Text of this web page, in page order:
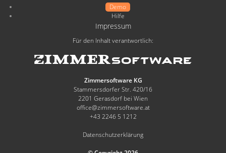
Demo
Hilfe
Impressum
Für den Inhalt verantwortlich:
Zimmersoftware KG
Stammersdorfer Str. 420/16
2201 Gerasdorf bei Wien
office@zimmersoftware.at
+43 2246 5 1212
Datenschutzerklärung